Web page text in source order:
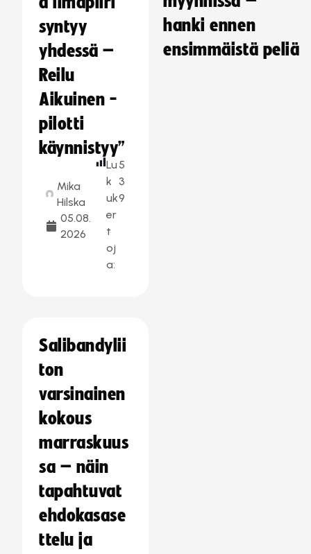
syntyy
yhdessä –
Reilu
Aikuinen -
pilotti
käynnistyy”
Mika
Hilska
05.08.
2026
Lu
k
uk
er
t
oj
a:
5
3
9
Salibandylii
ton
varsinainen
kokous
marraskuus
sa – näin
tapahtuvat
ehdokasase
ttelu ja
hanki ennen
ensimmäistä peliä